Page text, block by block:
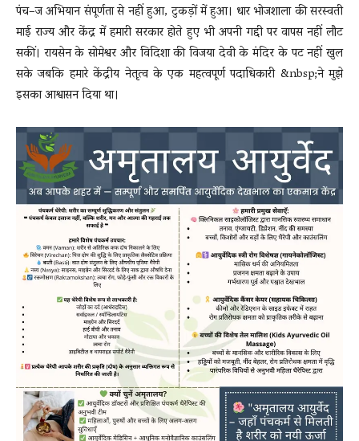
पंच–ज अभियान संपूर्णता से नहीं हुआ, टुकड़ों में हुआ। धार भोजशाला की सरस्वती
माई राज्य और केंद्र में हमारी सरकार होते हुए भी अपनी गद्दी पर वापस नहीं लौट
सकीं। रायसेन के सोमेश्वर और विदिशा की विजया देवी के मंदिर के पट नहीं खुल
सके जबकि हमारे केंद्रीय नेतृत्व के एक महत्वपूर्ण पदाधिकारी &nbsp;ने मुझे
इसका आश्वासन दिया था।